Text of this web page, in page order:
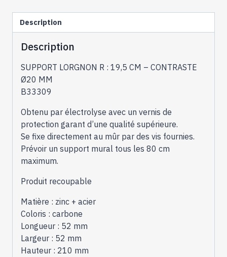
:
contraste
-
B33309
Description
Description
SUPPORT LORGNON R : 19,5 CM – CONTRASTE
Ø20 MM
B33309
Obtenu par électrolyse avec un vernis de
protection garant d’une qualité supérieure.
Se fixe directement au mûr par des vis fournies.
Prévoir un support mural tous les 80 cm
maximum.
Produit recoupable
Matière : zinc + acier
Coloris : carbone
Longueur : 52 mm
Largeur : 52 mm
Hauteur : 210 mm